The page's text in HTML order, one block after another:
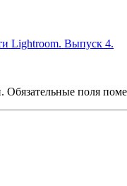
Lightroom. Выпуск 4.
Обязательные поля